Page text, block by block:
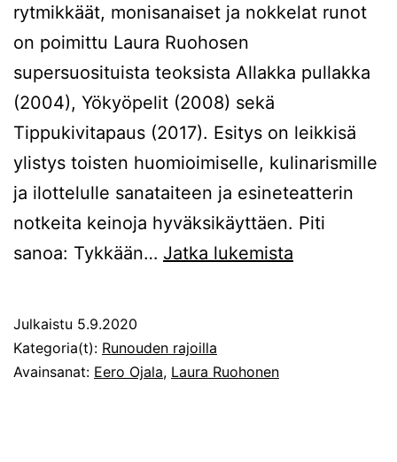
rytmikkäät, monisanaiset ja nokkelat runot
on poimittu Laura Ruohosen
supersuosituista teoksista Allakka pullakka
(2004), Yökyöpelit (2008) sekä
Tippukivitapaus (2017). Esitys on leikkisä
ylistys toisten huomioimiselle, kulinarismille
ja ilottelulle sanataiteen ja esineteatterin
notkeita keinoja hyväksikäyttäen. Piti
sanoa: Tykkään… Jatka lukemista
Julkaistu 5.9.2020
Kategoria(t): Runouden rajoilla
Avainsanat: Eero Ojala, Laura Ruohonen